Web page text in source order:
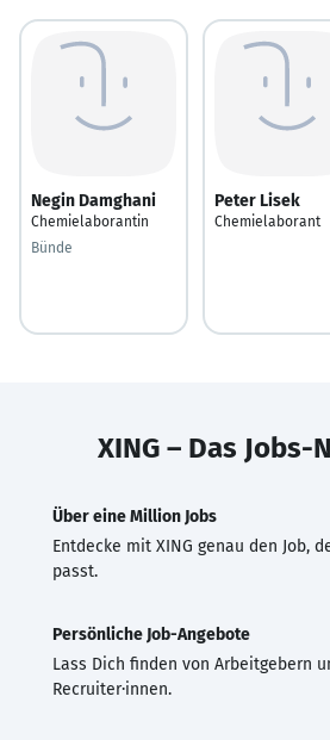
Negin Damghani
Chemielaborantin
Bünde
Peter Lisek
Chemielaborant
XING – Das Jobs-
Über eine Million Jobs
Entdecke mit XING genau den Job,
passt.
Persönliche Job-Angebote
Lass Dich finden von Arbeitgebern
Recruiter·innen.